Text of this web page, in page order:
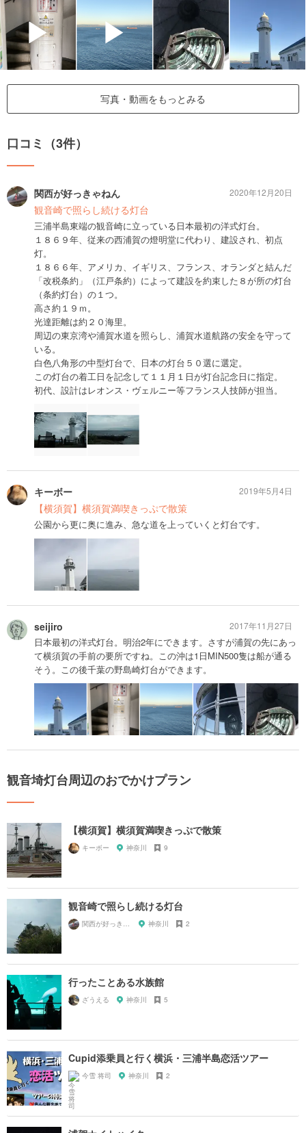
▶ ▶
写真・動画をもっとみる
口コミ（3件）
関西が好っきゃねん
観音崎で照らし続ける灯台
三浦半島東端の観音崎に立っている日本最初の洋式灯台。
１８６９年、従来の西浦賀の燈明堂に代わり、建設され、初点
灯。
１８６６年、アメリカ、イギリス、フランス、オランダと結んだ
「改税条約」（江戸条約）によって建設を約束した８が所の灯台
（条約灯台）の１つ。
高さ約１９ｍ。
光達距離は約２０海里。
周辺の東京湾や浦賀水道を照らし、浦賀水道航路の安全を守って
いる。
白色八角形の中型灯台で、日本の灯台５０選に選定。
この灯台の着工日を記念して１１月１日が灯台記念日に指定。
初代、設計はレオンス・ヴェルニー等フランス人技師が担当。
2020年12月20日
キーボー
【横須賀】横須賀満喫きっぷで散策
公園から更に奥に進み、急な道を上っていくと灯台です。
2019年5月4日
seijiro
日本最初の洋式灯台。明治2年にできます。さすが浦賀の先にあっ
て横須賀の手前の要所ですね。この沖は1日MIN500隻は船が通る
そう。この後千葉の野島崎灯台ができます。
2017年11月27日
観音埼灯台周辺のおでかけプラン
【横須賀】横須賀満喫きっぷで散策
キーボー 神奈川 9
観音崎で照らし続ける灯台
関西が好っきゃねん 神奈川 2
行ったことある水族館
ざうえる 神奈川 5
Cupid添乗員と行く横浜・三浦半島恋活ツアー
今雪 将司 神奈川 2